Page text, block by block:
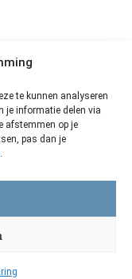
te kunnen analyseren
je informatie delen via
afstemmen op je
pas dan je
.
met haar
middelen voor
voor grote en